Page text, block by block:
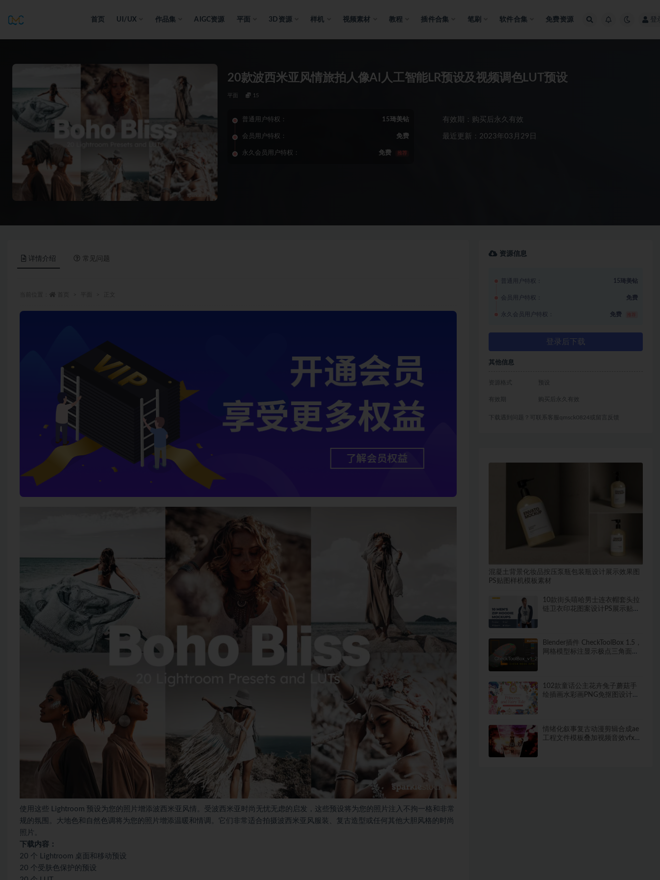
首页 UI/UX 作品集 AIGC资源 平面 3D资源 样机 视频素材 教程 插件合集 笔刷 软件合集 免费资源 登
20款波西米亚风情旅拍人像AI人工智能LR预设及视频调色LUT预设
平面 15
普通用户特权： 15琦美钻
会员用户特权： 免费
永久会员用户特权： 免费 推荐
有效期：购买后永久有效
最近更新：2023年03月29日
详情介绍 常见问题
使用这些 Lightroom 预设为您的照片增添波西米亚风情。受波西米亚时尚无忧无虑的启发，这些预设将为您的照片注入不拘一格和非常
规的氛围。大地色和自然色调将为您的照片增添温暖和情调。它们非常适合拍摄波西米亚风服装、复古造型或任何其他大胆风格的时尚
照片。
下载内容：
20 个 Lightroom 桌面和移动预设
20 个受肤色保护的预设
资源信息
普通用户特权： 15琦美钻
会员用户特权： 免费
永久会员用户特权： 免费
登录后下载
其他信息
资源格式 预设
有效期 购买后永久有效
下载遇到问题？可联系客服qmsck0824或留言反馈
混凝土背景化妆品按压泵瓶包装瓶设计展示效果图
PS贴图样机模板素材
10款街头嘻哈男士连衣帽套头拉
链卫衣印花图案设计PS展示贴图
Blender插件 CheckToolBox 1.5，
网格模型标注显示极点三角面多
102款童话公主花卉兔子蘑菇手
绘插画水彩画PNG免抠图设计素
情绪化叙事复古动漫剪辑合成ae
工程文件模板叠加视频音效vfx特